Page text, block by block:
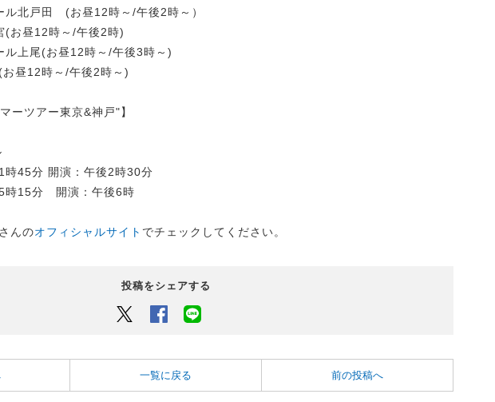
ル北戸田 (お昼12時～/午後2時～）
(お昼12時～/午後2時)
上尾(お昼12時～/午後3時～)
昼12時～/午後2時～)
ーツアー東京&神戸"】
時45分 開演：午後2時30分
5時15分 開演：午後6時
んのオフィシャルサイト でチェックしてください。
投稿をシェアする
Twitter Facebook
一覧に戻る 前の投稿へ